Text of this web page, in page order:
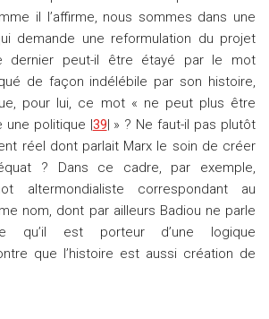
il l’affirme, nous sommes dans une
demande une reformulation du projet
dernier peut-il être étayé par le mot
de façon indélébile par son histoire,
pour lui, ce mot « ne peut plus être
une politique |39| » ? Ne faut-il pas plutôt
réel dont parlait Marx le soin de créer
? Dans ce cadre, par exemple,
altermondialiste correspondant au
nom, dont par ailleurs Badiou ne parle
qu’il est porteur d’une logique
que l’histoire est aussi création de